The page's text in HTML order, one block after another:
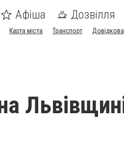
Афіша Дозвілля
Карта міста Транспорт Довідкова